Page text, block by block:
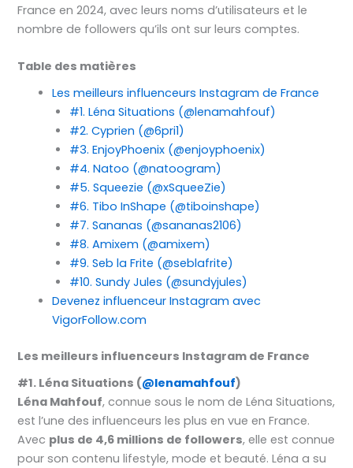
France en 2024, avec leurs noms d’utilisateurs et le
nombre de followers qu’ils ont sur leurs comptes.
Table des matières
Les meilleurs influenceurs Instagram de France
#1. Léna Situations (@lenamahfouf)
#2. Cyprien (@6pri1)
#3. EnjoyPhoenix (@enjoyphoenix)
#4. Natoo (@natoogram)
#5. Squeezie (@xSqueeZie)
#6. Tibo InShape (@tiboinshape)
#7. Sananas (@sananas2106)
#8. Amixem (@amixem)
#9. Seb la Frite (@seblafrite)
#10. Sundy Jules (@sundyjules)
Devenez influenceur Instagram avec
VigorFollow.com
Les meilleurs influenceurs Instagram de France
#1. Léna Situations (@lenamahfouf)
Léna Mahfouf, connue sous le nom de Léna Situations,
est l’une des influenceurs les plus en vue en France.
Avec plus de 4,6 millions de followers, elle est connue
pour son contenu lifestyle, mode et beauté. Léna a su